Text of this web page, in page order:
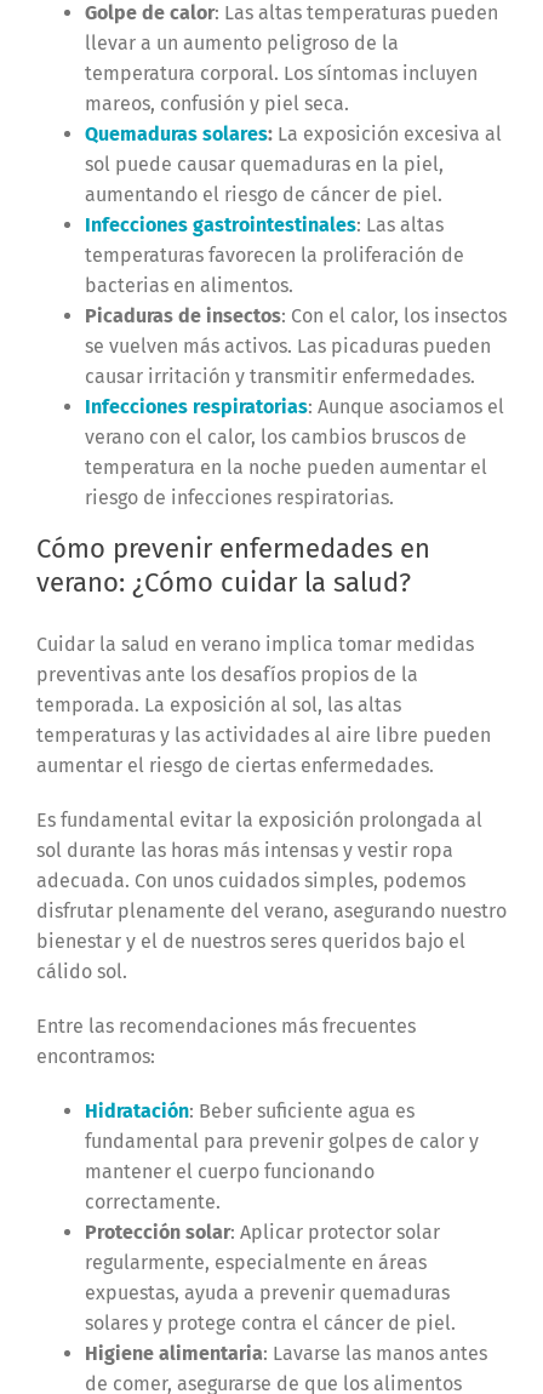
Golpe de calor: Las altas temperaturas pueden
llevar a un aumento peligroso de la
temperatura corporal. Los síntomas incluyen
mareos, confusión y piel seca.
Quemaduras solares:La exposición excesiva al
sol puede causar quemaduras en la piel,
aumentando el riesgo de cáncer de piel.
Infecciones gastrointestinales: Las altas
temperaturas favorecen la proliferación de
bacterias en alimentos.
Picaduras de insectos: Con el calor, los insectos
se vuelven más activos. Las picaduras pueden
causar irritación y transmitir enfermedades.
Infecciones respiratorias: Aunque asociamos el
verano con el calor, los cambios bruscos de
temperatura en la noche pueden aumentar el
riesgo de infecciones respiratorias.
Cómo prevenir enfermedades en
verano: ¿Cómo cuidar la salud?
Cuidar la salud en verano implica tomar medidas
preventivas ante los desafíos propios de la
temporada. La exposición al sol, las altas
temperaturas y las actividades al aire libre pueden
aumentar el riesgo de ciertas enfermedades.
Es fundamental evitar la exposición prolongada al
sol durante las horas más intensas y vestir ropa
adecuada. Con unos cuidados simples, podemos
disfrutar plenamente del verano, asegurando nuestro
bienestar y el de nuestros seres queridos bajo el
cálido sol.
Entre las recomendaciones más frecuentes
encontramos:
Hidratación: Beber suficiente agua es
fundamental para prevenir golpes de calor y
mantener el cuerpo funcionando
correctamente.
Protección solar: Aplicar protector solar
regularmente, especialmente en áreas
expuestas, ayuda a prevenir quemaduras
solares y protege contra el cáncer de piel.
Higiene alimentaria: Lavarse las manos antes
de comer, asegurarse de que los alimentos